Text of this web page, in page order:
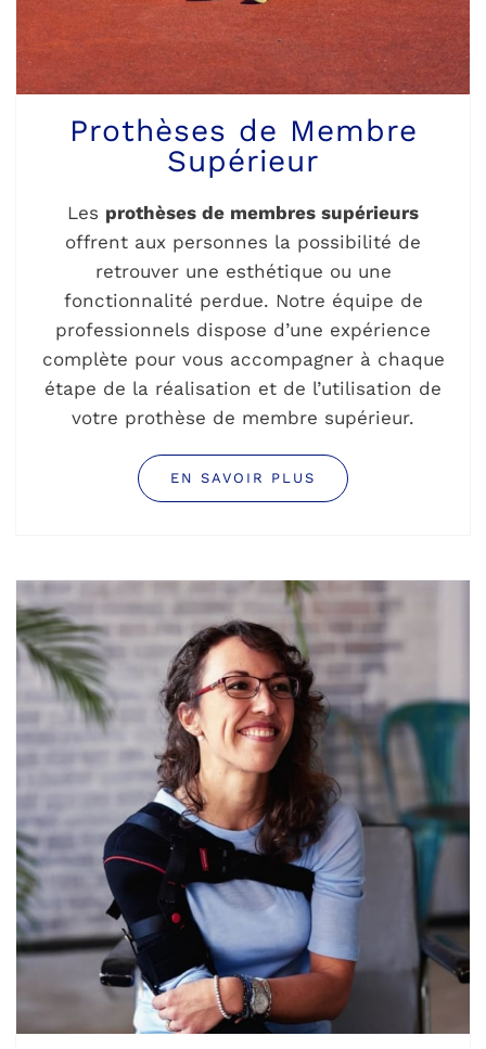
Prothèses de Membre
Supérieur
Les prothèses de membres supérieurs
offrent aux personnes la possibilité de
retrouver une esthétique ou une
fonctionnalité perdue. Notre équipe de
professionnels dispose d’une expérience
complète pour vous accompagner à chaque
étape de la réalisation et de l’utilisation de
votre prothèse de membre supérieur.
EN SAVOIR PLUS